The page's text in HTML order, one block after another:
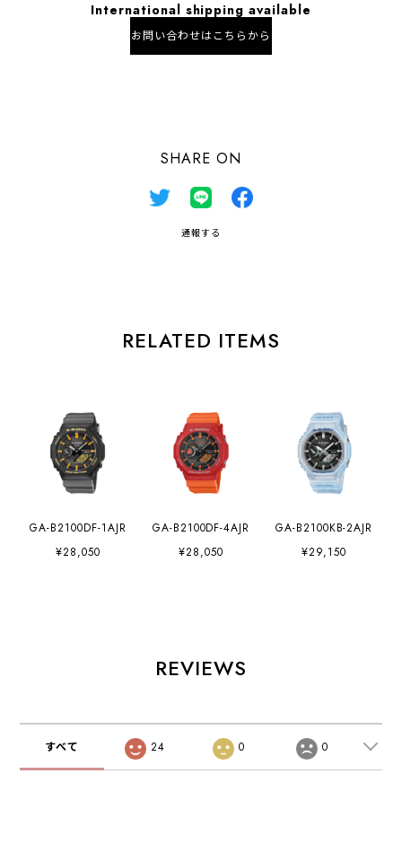
International shipping available
お問い合わせはこちらから
SHARE ON
通報する
RELATED ITEMS
GA-B2100DF-1AJR
¥28,050
GA-B2100DF-4AJR
¥28,050
GA-B2100KB-2AJR
¥29,150
REVIEWS
すべて 24 0 0